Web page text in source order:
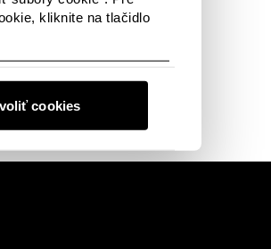
kliknite na tlačidlo
cookies